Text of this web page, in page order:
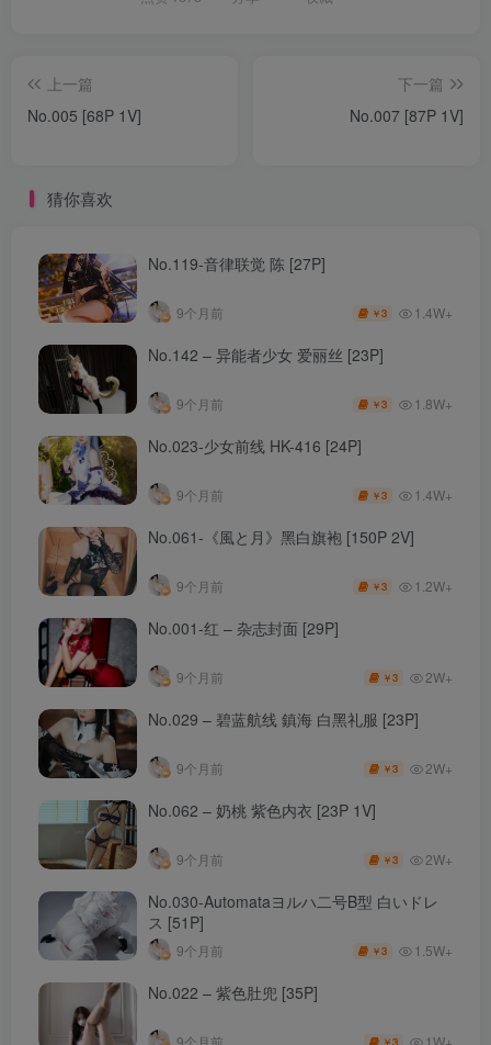
上一篇
No.005 [68P 1V]
下一篇
No.007 [87P 1V]
猜你喜欢
No.119-音律联觉 陈 [27P]
9个月前 ￥3 1.4W+
No.142 – 异能者少女 爱丽丝 [23P]
9个月前 ￥3 1.8W+
No.023-少女前线 HK-416 [24P]
9个月前 ￥3 1.4W+
No.061-《風と月》黑白旗袍 [150P 2V]
9个月前 ￥3 1.2W+
No.001-红 – 杂志封面 [29P]
9个月前 ￥3 2W+
No.029 – 碧蓝航线 鎮海 白黑礼服 [23P]
9个月前 ￥3 2W+
No.062 – 奶桃 紫色内衣 [23P 1V]
9个月前 ￥3 2W+
No.030-Automataヨルハ二号B型 白いドレ
ス [51P]
9个月前 ￥3 1.5W+
No.022 – 紫色肚兜 [35P]
9个月前 ￥3 1W+